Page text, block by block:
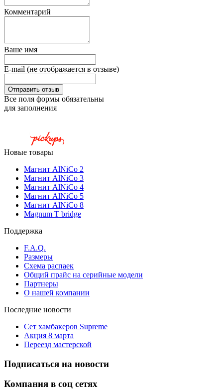
Комментарий
Ваше имя
E-mail (не отображается в отзыве)
Все поля формы обязательны
для заполнения
Новые товары
Магнит AlNiCo 2
Магнит AlNiCo 3
Магнит AlNiCo 4
Магнит AlNiCo 5
Магнит AlNiCo 8
Magnum T bridge
Поддержка
F.A.Q.
Размеры
Схема распаек
Общий прайс на серийные модели
Партнеры
О нашей компании
Последние новости
Сет хамбакеров Supreme
Акция 8 марта
Переезд мастерской
Подписаться на новости
Компания в соц сетях